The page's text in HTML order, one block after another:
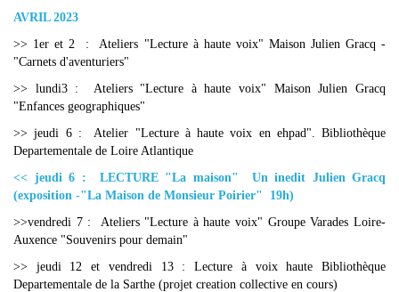
AVRIL 2023
>> 1er et 2 : Ateliers "Lecture à haute voix" Maison Julien Gracq -
"Carnets d'aventuriers"
>> lundi3 : Ateliers "Lecture à haute voix" Maison Julien Gracq
"Enfances geographiques"
>> jeudi 6 : Atelier "Lecture à haute voix en ehpad". Bibliothèque
Departementale de Loire Atlantique
<< jeudi 6 : LECTURE "La maison" Un inedit Julien Gracq
(exposition -"La Maison de Monsieur Poirier" 19h)
>>vendredi 7 : Ateliers "Lecture à haute voix" Groupe Varades Loire-
Auxence "Souvenirs pour demain"
>> jeudi 12 et vendredi 13 : Lecture à voix haute Bibliothèque
Departementale de la Sarthe (projet creation collective en cours)